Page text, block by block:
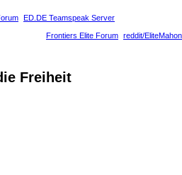
ED.DE Teamspeak Server
reddit/EliteMahon
Frontiers Elite Forum
Freiheit